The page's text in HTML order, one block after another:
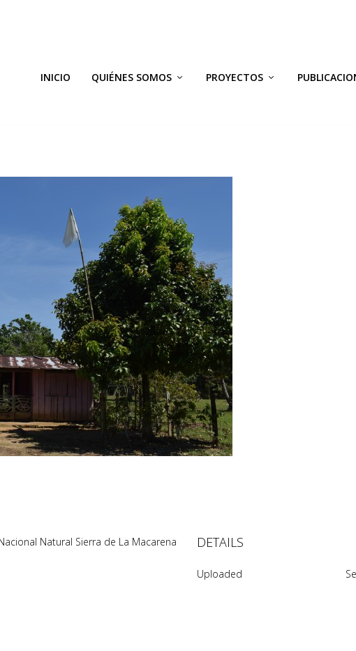
INICIO QUIÉNES SOMOS PROYECTOS
Natural Sierra de La Macarena DETAILS
Uploaded